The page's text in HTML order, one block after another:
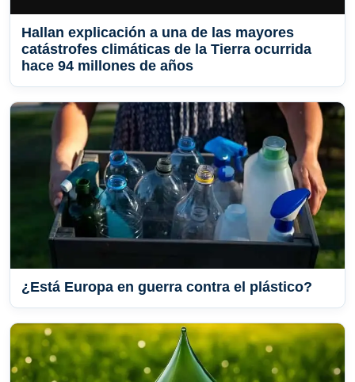
Hallan explicación a una de las mayores
catástrofes climáticas de la Tierra ocurrida
hace 94 millones de años
¿Está Europa en guerra contra el plástico?